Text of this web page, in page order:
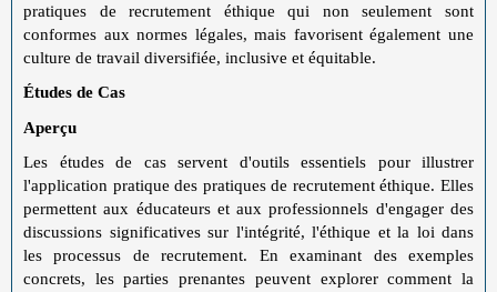
pratiques de recrutement éthique qui non seulement sont
conformes aux normes légales, mais favorisent également une
culture de travail diversifiée, inclusive et équitable.
Études de Cas
Aperçu
Les études de cas servent d'outils essentiels pour illustrer
l'application pratique des pratiques de recrutement éthique. Elles
permettent aux éducateurs et aux professionnels d'engager des
discussions significatives sur l'intégrité, l'éthique et la loi dans
les processus de recrutement. En examinant des exemples
concrets, les parties prenantes peuvent explorer comment la